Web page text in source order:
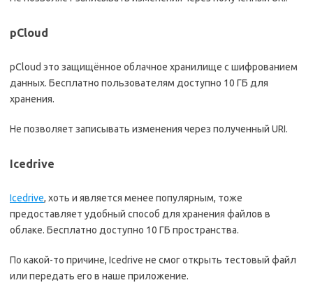
pCloud
pCloud это защищённое облачное хранилище с шифрованием
данных. Бесплатно пользователям доступно 10 ГБ для
хранения.
Не позволяет записывать изменения через полученный URI.
Icedrive
Icedrive, хоть и является менее популярным, тоже
предоставляет удобный способ для хранения файлов в
облаке. Бесплатно доступно 10 ГБ пространства.
По какой-то причине, Icedrive не смог открыть тестовый файл
или передать его в наше приложение.